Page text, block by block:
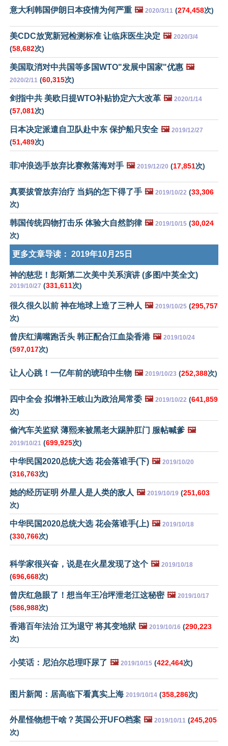
意大利韩国伊朗日本疫情为何严重 🖼️ 2020/3/11 (274,458次)
美CDC放宽新冠检测标准 让临床医生决定 🖼️ 2020/3/4
(58,682次)
美国取消对中共国等多国WTO"发展中国家"优惠 🖼️
2020/2/11 (60,315次)
剑指中共 美欧日提WTO补贴协定六大改革 🖼️ 2020/1/14
(57,081次)
日本决定派遣自卫队赴中东 保护船只安全 🖼️ 2019/12/27
(51,489次)
菲冲浪选手放弃比赛救落海对手 🖼️ 2019/12/20 (17,851次)
真要拔管放弃治疗 当妈的怎下得了手 🖼️ 2019/10/22 (33,306
次)
韩国传统四物打击乐 体验大自然韵律 🖼️ 2019/10/15 (30,024
次)
更多文章导读： 2019年10月25日
神的慈悲！彭斯第二次美中关系演讲 (多图/中英全文)
2019/10/27 (331,611次)
很久很久以前 神在地球上造了三种人 🖼️ 2019/10/25 (295,757
次)
曾庆红满嘴跑舌头 韩正配合江血染香港 🖼️ 2019/10/24
(597,017次)
让人心跳！一亿年前的琥珀中生物 🖼️ 2019/10/23 (252,388次)
四中全会 拟增补王岐山为政治局常委 🖼️ 2019/10/22 (641,859
次)
偷汽车关监狱 薄熙来被黑老大踢肿肛门 服帖喊爹 🖼️
2019/10/21 (699,925次)
中华民国2020总统大选 花会落谁手(下) 🖼️ 2019/10/20
(316,763次)
她的经历证明 外星人是人类的敌人 🖼️ 2019/10/19 (251,603
次)
中华民国2020总统大选 花会落谁手(上) 🖼️ 2019/10/18
(330,766次)
科学家很兴奋，说是在火星发现了这个 🖼️ 2019/10/18
(696,668次)
曾庆红急眼了！想当年王冶坪泄老江这秘密 🖼️ 2019/10/17
(586,988次)
香港百年法治 江为退守 将其变地狱 🖼️ 2019/10/16 (290,223
次)
小笑话：尼泊尔总理吓尿了 🖼️ 2019/10/15 (422,464次)
图片新闻：居高临下看真实上海 2019/10/14 (358,286次)
外星怪物想干啥？英国公开UFO档案 🖼️ 2019/10/11 (245,205
次)